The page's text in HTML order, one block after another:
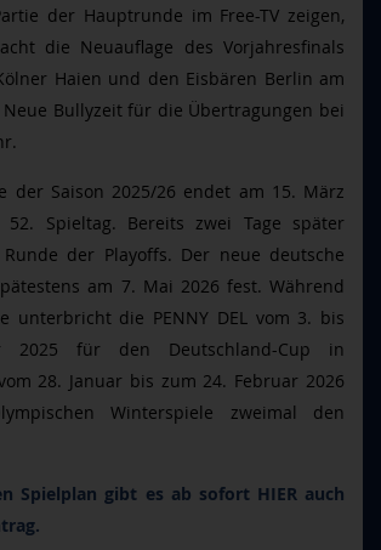
der Hauptrunde im Free-TV zeigen,
die Neuauflage des Vorjahresfinals
Haien und den Eisbären Berlin am
Neue Bullyzeit für die Übertragungen bei
der Saison 2025/26 endet am 15. März
Spieltag. Bereits zwei Tage später
der Playoffs. Der neue deutsche
am 7. Mai 2026 fest. Während
unterbricht die PENNY DEL vom 3. bis
2025 für den Deutschland-Cup in
28. Januar bis zum 24. Februar 2026
Winterspiele zweimal den
Spielplan gibt es ab sofort HIER auch